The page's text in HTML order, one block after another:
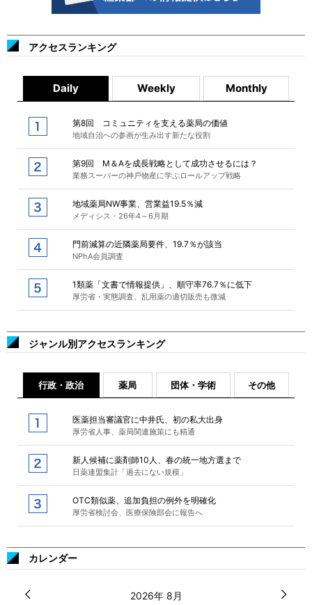
アクセスランキング
Daily Weekly Monthly
第8回 コミュニティを支える薬局の価値
地域自治への参画が生み出す新たな役割
第9回 M＆Aを成長戦略として成功させるには？
業務スーパーの神戸物産に学ぶロールアップ戦略
地域薬局NW事業、営業益19.5％減
メディシス・26年4～6月期
門前減算の近隣薬局要件、19.7％が該当
NPhA会員調査
1類薬「文書で情報提供」、順守率76.7％に低下
厚労省・実態調査、乱用薬の適切販売も微減
ジャンル別アクセスランキング
行政・政治 薬局 団体・学術 その他
医薬担当審議官に中井氏、初の私大出身
厚労省人事、薬局関連施策にも精通
新人候補に薬剤師10人、春の統一地方選まで
日薬連盟集計「過去にない規模」
OTC類似薬、追加負担の例外を明確化
厚労省検討会、医療保険部会に報告へ
カレンダー
2026年 8月